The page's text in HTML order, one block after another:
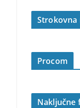
Strokovna
Procom
Naključne